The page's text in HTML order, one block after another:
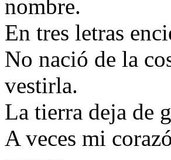
nombre.
En tres letras
No nació de la
vestirla.
La tierra deja de
A veces mi